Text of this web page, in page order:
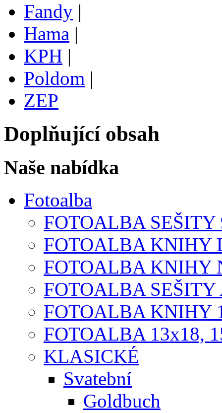
Fandy |
Hama |
KPH |
Poldom |
ZEP
Doplňující obsah
Naše nabídka
Fotoalba
FOTOALBA SEŠITY
FOTOALBA KNIHY
FOTOALBA KNIHY
FOTOALBA SEŠITY
FOTOALBA KNIHY
FOTOALBA 13x18,
KLASICKÉ
Svatební
Goldbuch